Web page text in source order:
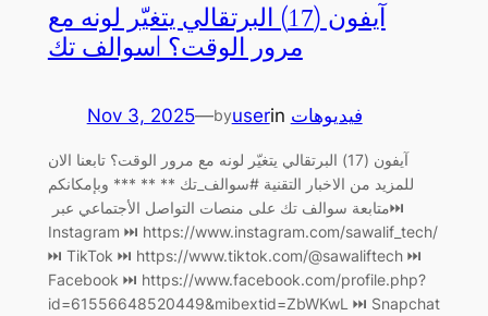
آيفون (17) البرتقالي يتغيّر لونه مع
مرور الوقت؟ |سوالف تك
Nov 3, 2025—byuserin فيديوهات
آيفون (17) البرتقالي يتغيّر لونه مع مرور الوقت؟ تابعنا الان
للمزيد من الاخبار التقنية #سوالف_تك ** ** *** وبإمكانكم
متابعة سوالف تك على منصات التواصل الأجتماعي عبر ‏⏭
Instagram ⏭ https://www.instagram.com/sawalif_tech/
Facebook ⏭ https://www.facebook.com/profile.php?
id=61556648520449&mibextid=ZbWKwL ‏⏭ Snapchat